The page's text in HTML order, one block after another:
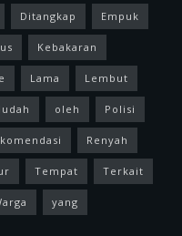
Ditangkap Empuk
Kebakaran
Lama Lembut
oleh Polisi
Renyah
Tempat Terkait
yang